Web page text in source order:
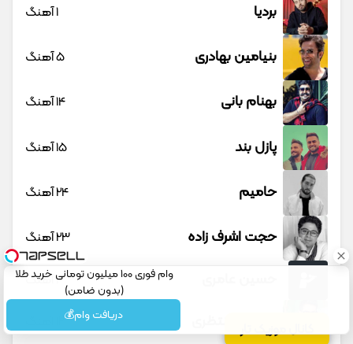
کانال موزیک تار
بردیا 1 آهنگ
بنیامین بهادری 5 آهنگ
بهنام بانی 14 آهنگ
پازل بند 15 آهنگ
حامیم 24 آهنگ
حجت اشرف زاده 23 آهنگ
1 آهنگ
وام فوری 100 میلیون تومانی خرید طلا
(بدون ضامن)
دریافت وام💰